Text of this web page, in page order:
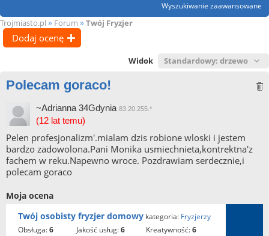
Wyszukiwanie zaawansowane
Trojmiasto.pl » Forum » Twój Fryzjer
Dodaj ocenę
Widok
Polecam goraco!
~Adrianna 34Gdynia 83.20.255.*
(12 lat temu)
Pelen profesjonalizm'.mialam dzis robione wloski i jestem
bardzo zadowolona.Pani Monika usmiechnieta,kontrektna'z
fachem w reku.Napewno wroce. Pozdrawiam serdecznie,i
polecam goraco
Moja ocena
Twój osobisty fryzjer domowy kategoria: Fryzjerzy
obsługa:6 jakość usług:6 kreatywność:6